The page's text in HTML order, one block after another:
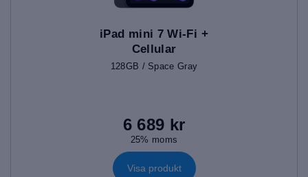
iPad mini 7 Wi-Fi +
Cellular
128GB / Space Gray
6 689 kr
25% moms
Visa produkt